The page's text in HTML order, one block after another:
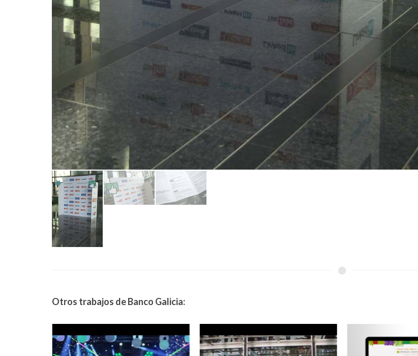
Otros trabajos de Banco Galicia: